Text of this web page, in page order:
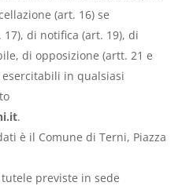
(art. 16) se
di notifica (art. 19), di
di opposizione (artt. 21 e
in qualsiasi
.
è il Comune di Terni, Piazza
previste in sede